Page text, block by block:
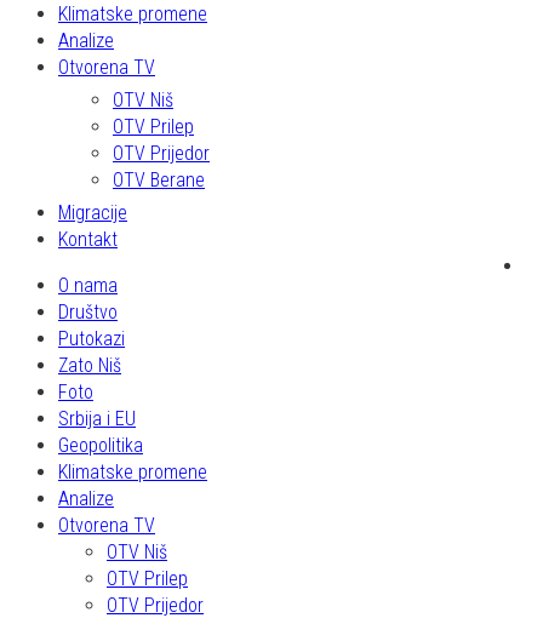
Klimatske promene
Analize
Otvorena TV
OTV Niš
OTV Prilep
OTV Prijedor
OTV Berane
Migracije
Kontakt
O nama
Društvo
Putokazi
Zato Niš
Foto
Srbija i EU
Geopolitika
Klimatske promene
Analize
Otvorena TV
OTV Niš
OTV Prilep
OTV Prijedor